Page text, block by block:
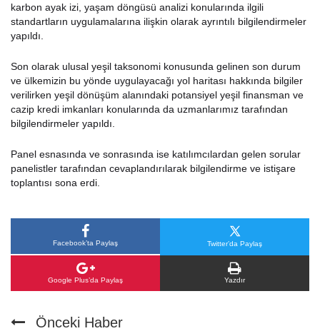
karbon ayak izi, yaşam döngüsü analizi konularında ilgili
standartların uygulamalarına ilişkin olarak ayrıntılı bilgilendirmeler
yapıldı.
Son olarak ulusal yeşil taksonomi konusunda gelinen son durum
ve ülkemizin bu yönde uygulayacağı yol haritası hakkında bilgiler
verilirken yeşil dönüşüm alanındaki potansiyel yeşil finansman ve
cazip kredi imkanları konularında da uzmanlarımız tarafından
bilgilendirmeler yapıldı.
Panel esnasında ve sonrasında ise katılımcılardan gelen sorular
panelistler tarafından cevaplandırılarak bilgilendirme ve istişare
toplantısı sona erdi.
Facebook’ta Paylaş Twitter’da Paylaş
Google Plus’da Paylaş Yazdır
Önceki Haber